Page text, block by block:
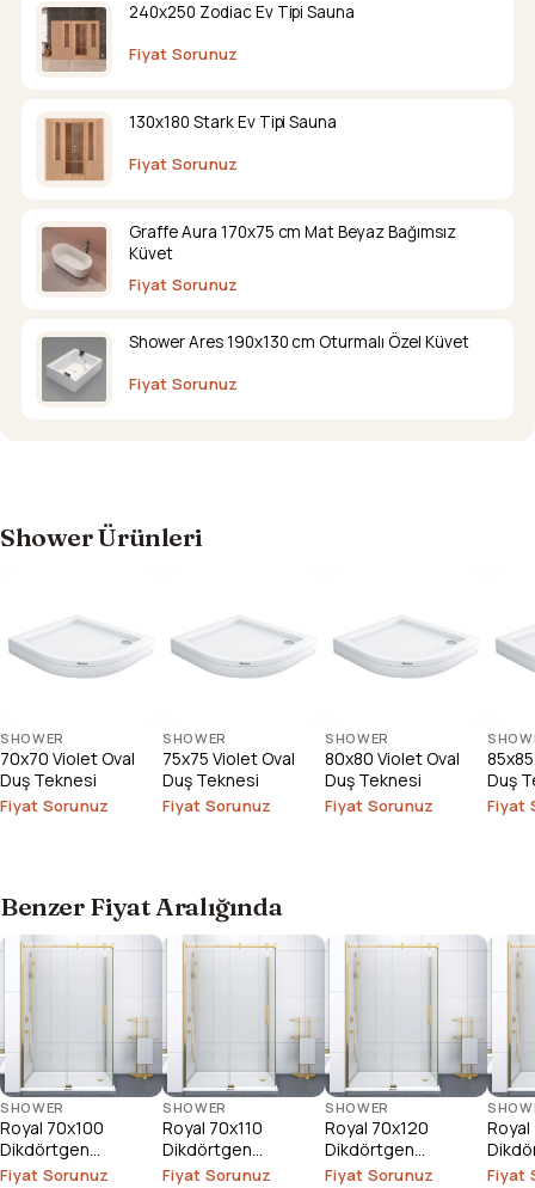
240x250 Zodiac Ev Tipi Sauna
Fiyat Sorunuz
130x180 Stark Ev Tipi Sauna
Fiyat Sorunuz
Graffe Aura 170x75 cm Mat Beyaz Bağımsız
Küvet
Fiyat Sorunuz
Shower Ares 190x130 cm Oturmalı Özel Küvet
Fiyat Sorunuz
Shower Ürünleri
SHOWER
70x70 Violet Oval
Duş Teknesi
Fiyat Sorunuz
SHOWER
75x75 Violet Oval
Duş Teknesi
Fiyat Sorunuz
SHOWER
80x80 Violet Oval
Duş Teknesi
Fiyat Sorunuz
Duş
Fiyat
Benzer Fiyat Aralığında
SHOWER
Royal 70x100
Dikdörtgen
Duşakabin
Fiyat Sorunuz
SHOWER
Royal 70x110
Dikdörtgen
Duşakabin
Fiyat Sorunuz
SHOWER
Royal 70x120
Dikdörtgen
Duşakabin
Fiyat Sorunuz
Royal
Fiyat